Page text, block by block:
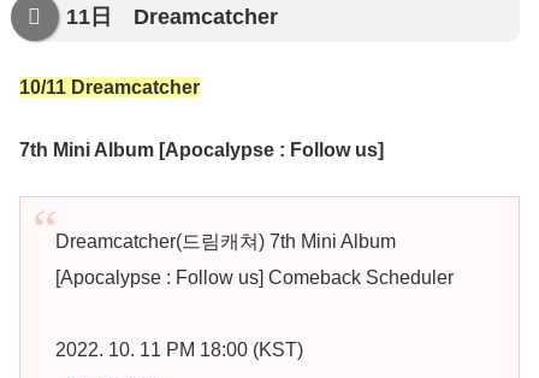
11日 Dreamcatcher
10/11 Dreamcatcher
7th Mini Album [Apocalypse : Follow us]
Dreamcatcher(드림캐쳐) 7th Mini Album
[Apocalypse : Follow us] Comeback Scheduler
2022. 10. 11 PM 18:00 (KST)